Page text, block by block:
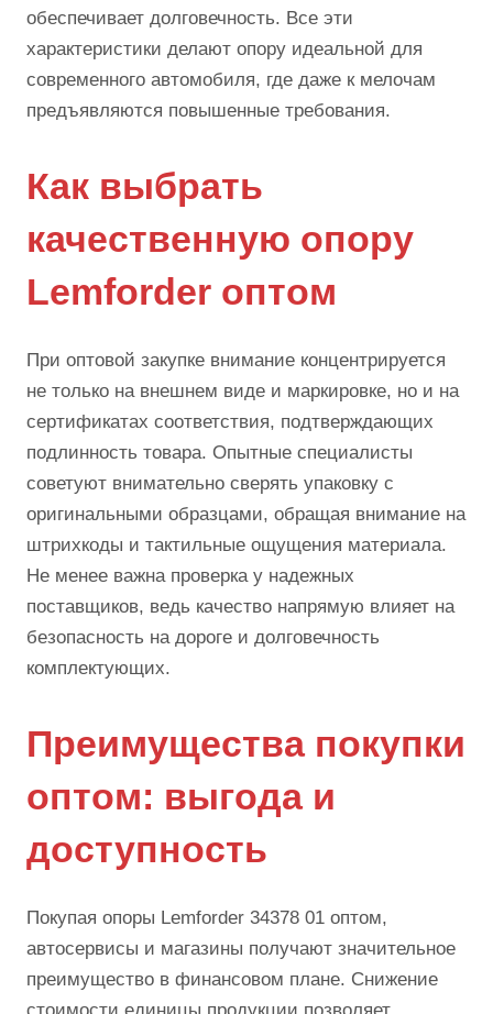
обеспечивает долговечность. Все эти
характеристики делают опору идеальной для
современного автомобиля, где даже к мелочам
предъявляются повышенные требования.
Как выбрать
качественную опору
Lemforder оптом
При оптовой закупке внимание концентрируется
не только на внешнем виде и маркировке, но и на
сертификатах соответствия, подтверждающих
подлинность товара. Опытные специалисты
советуют внимательно сверять упаковку с
оригинальными образцами, обращая внимание на
штрихкоды и тактильные ощущения материала.
Не менее важна проверка у надежных
поставщиков, ведь качество напрямую влияет на
безопасность на дороге и долговечность
комплектующих.
Преимущества покупки
оптом: выгода и
доступность
Покупая опоры Lemforder 34378 01 оптом,
автосервисы и магазины получают значительное
преимущество в финансовом плане. Снижение